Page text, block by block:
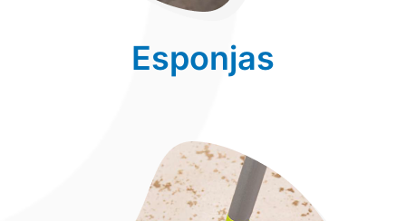
Esponjas